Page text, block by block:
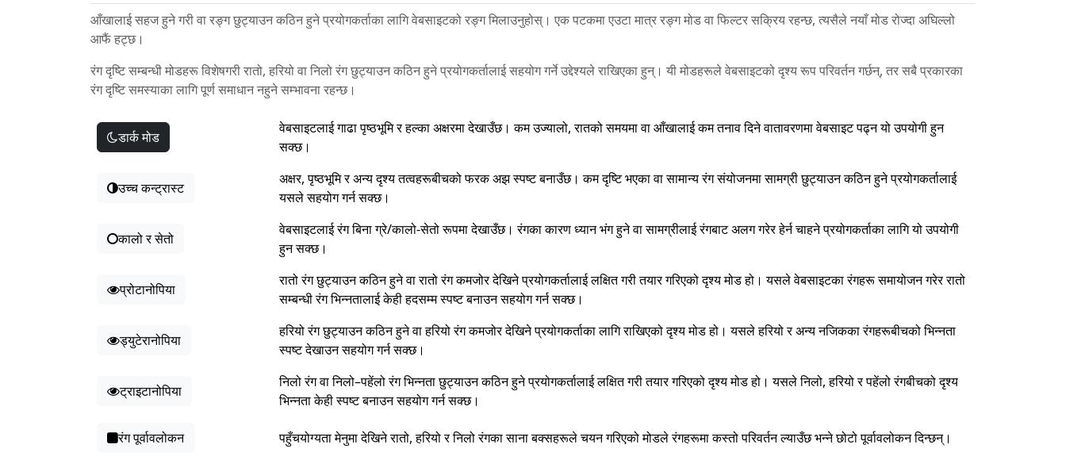
आँखालाई सहज हुने गरी वा रङ्ग छुट्याउन कठिन हुने प्रयोगकर्ताका लागि वेबसाइटको रङ्ग मिलाउनुहोस्। एक पटकमा एउटा मात्र रङ्ग मोड वा फिल्टर सक्रिय रहन्छ, त्यसैले नयाँ मोड रोज्दा अघिल्लो
आफैं हट्छ।
रंग दृष्टि सम्बन्धी मोडहरू विशेषगरी रातो, हरियो वा निलो रंग छुट्याउन कठिन हुने प्रयोगकर्तालाई सहयोग गर्ने उद्देश्यले राखिएका हुन्। यी मोडहरूले वेबसाइटको दृश्य रूप परिवर्तन गर्छन्, तर सबै प्रकारका
रंग दृष्टि समस्याका लागि पूर्ण समाधान नहुने सम्भावना रहन्छ।
डार्क मोड
वेबसाइटलाई गाढा पृष्ठभूमि र हल्का अक्षरमा देखाउँछ। कम उज्यालो, रातको समयमा वा आँखालाई कम तनाव दिने वातावरणमा वेबसाइट पढ्न यो उपयोगी हुन
सक्छ।
उच्च कन्ट्रास्ट
अक्षर, पृष्ठभूमि र अन्य दृश्य तत्वहरूबीचको फरक अझ स्पष्ट बनाउँछ। कम दृष्टि भएका वा सामान्य रंग संयोजनमा सामग्री छुट्याउन कठिन हुने प्रयोगकर्तालाई
यसले सहयोग गर्न सक्छ।
कालो र सेतो
वेबसाइटलाई रंग बिना ग्रे/कालो-सेतो रूपमा देखाउँछ। रंगका कारण ध्यान भंग हुने वा सामग्रीलाई रंगबाट अलग गरेर हेर्न चाहने प्रयोगकर्ताका लागि यो उपयोगी
हुन सक्छ।
प्रोटानोपिया
रातो रंग छुट्याउन कठिन हुने वा रातो रंग कमजोर देखिने प्रयोगकर्तालाई लक्षित गरी तयार गरिएको दृश्य मोड हो। यसले वेबसाइटका रंगहरू समायोजन गरेर रातो
सम्बन्धी रंग भिन्नतालाई केही हदसम्म स्पष्ट बनाउन सहयोग गर्न सक्छ।
ड्युटेरानोपिया
हरियो रंग छुट्याउन कठिन हुने वा हरियो रंग कमजोर देखिने प्रयोगकर्ताका लागि राखिएको दृश्य मोड हो। यसले हरियो र अन्य नजिकका रंगहरूबीचको भिन्नता
स्पष्ट देखाउन सहयोग गर्न सक्छ।
ट्राइटानोपिया
निलो रंग वा निलो–पहेंलो रंग भिन्नता छुट्याउन कठिन हुने प्रयोगकर्तालाई लक्षित गरी तयार गरिएको दृश्य मोड हो। यसले निलो, हरियो र पहेंलो रंगबीचको दृश्य
भिन्नता केही स्पष्ट बनाउन सहयोग गर्न सक्छ।
रंग पूर्वावलोकन पहुँचयोग्यता मेनुमा देखिने रातो, हरियो र निलो रंगका साना बक्सहरूले चयन गरिएको मोडले रंगहरूमा कस्तो परिवर्तन ल्याउँछ भन्ने छोटो पूर्वावलोकन दिन्छन्।